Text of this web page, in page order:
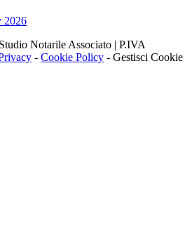
2026
Notarile Associato | P.IVA
- Cookie Policy - Gestisci Cookie